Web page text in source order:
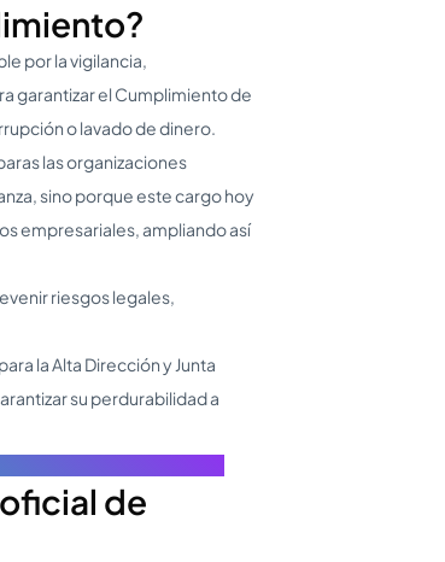
por la vigilancia,
garantizar el Cumplimiento de
o lavado de dinero.
las organizaciones
sino porque este cargo hoy
empresariales, ampliando así
riesgos legales,
la Alta Dirección y Junta
su perdurabilidad a
de